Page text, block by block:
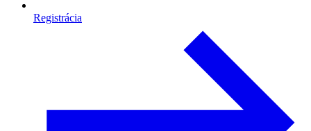
Registrácia